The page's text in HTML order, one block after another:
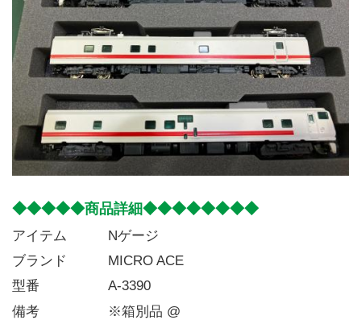
◆◆◆◆◆商品詳細◆◆◆◆◆◆◆◆
アイテム   Nゲージ
ブランド   MICRO ACE
型番     A-3390
備考     ※箱別品 @